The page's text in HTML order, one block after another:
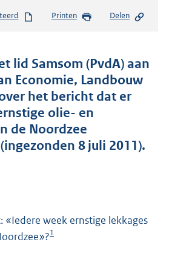
s
d
s
g
r
o
o
t
K
Printen Delen
lid Samsom (PvdA) aan
Economie, Landbouw
het bericht dat er
olie- en
de Noordzee
8 juli 2011).
«Iedere week ernstige lekkages
1